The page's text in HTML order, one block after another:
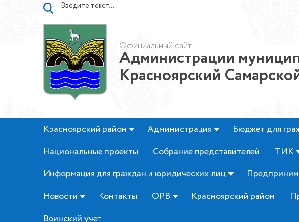
Официальный сайт
Администрации
Красноярский
Красноярский район Администрация Бюджет для
Национальные проекты
Собрание представителей ТИК
Информация для граждан и юридических лиц
Новости
Контакты ОРВ Красноярский район
Воинский учет